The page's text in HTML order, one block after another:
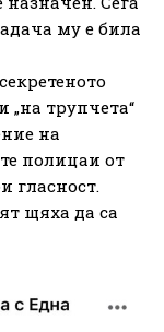
му е била
„на трупчета“
на
полицаи от
гласност.
щяха да са